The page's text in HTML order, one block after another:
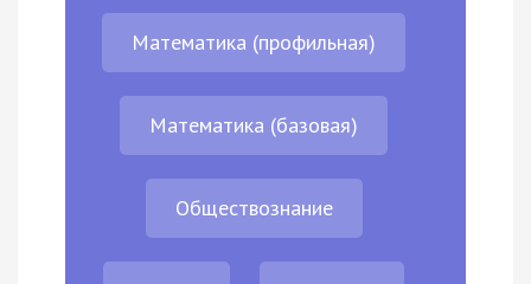
Математика (профильная)
Математика (базовая)
Обществознание